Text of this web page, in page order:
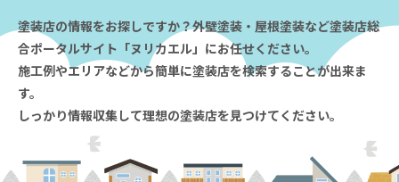
塗装店の情報をお探しですか？外壁塗装・屋根塗装など塗装店総
合ポータルサイト「ヌリカエル」にお任せください。
施工例やエリアなどから簡単に塗装店を検索することが出来ま
す。
しっかり情報収集して理想の塗装店を見つけてください。